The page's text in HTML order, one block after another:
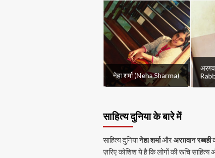
नेहा शर्मा (Neha Sharma)
साहित्य दुनिया के बारे में
साहित्य दुनियानेहा शर्माऔरअरग़वान रब्बही
ज़रिए कोशिश ये है कि लोगों की रूचि साहित्य